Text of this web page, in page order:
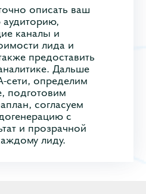
описать ваш
аудиторию,
каналы и
лида и
предоставить
Дальше
определим
подготовим
согласуем
с
и прозрачной
лиду.